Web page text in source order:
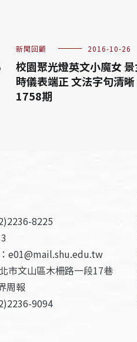
新聞回顧 2016-10-26
校園聚光燈英文小魔女
時儀表端正 文法字句清
1758期
8225
e01@mail.shu.edu.tw
市文山區木柵路一段17巷
周報
9094